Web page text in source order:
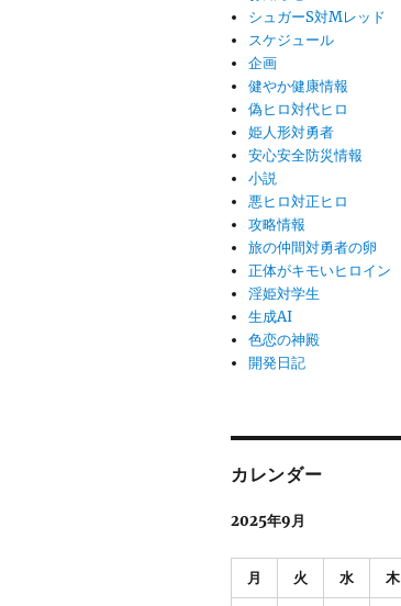
シュガーS対Mレッド
スケジュール
企画
健やか健康情報
偽ヒロ対代ヒロ
姫人形対勇者
安心安全防災情報
小説
悪ヒロ対正ヒロ
攻略情報
旅の仲間対勇者の卵
正体がキモいヒロイン
淫姫対学生
生成AI
色恋の神殿
開発日記
カレンダー
2025年9月
月 火 水 木